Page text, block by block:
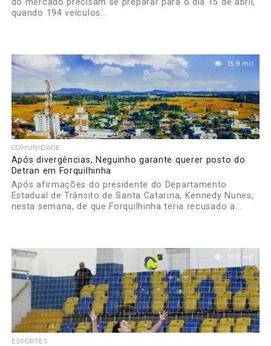
quando 194 veículos...
15.9 mil
COMUNIDADE
Após divergências, Neguinho garante querer posto do
Detran em Forquilhinha
Após afirmações do presidente do Departamento
Estadual de Trânsito de Santa Catarina, Kennedy Nunes,
nesta semana, de que Forquilhinha teria recusado a...
16.5 mil
ESPORTES